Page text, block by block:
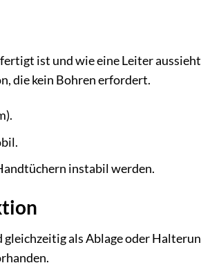
ist und wie eine Leiter
die kein Bohren erfordert.
instabil werden.
als Ablage oder